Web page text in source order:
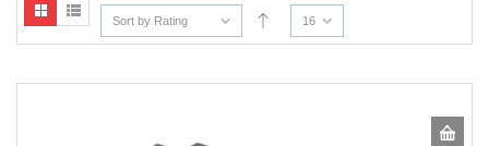
Sort by Rating 16